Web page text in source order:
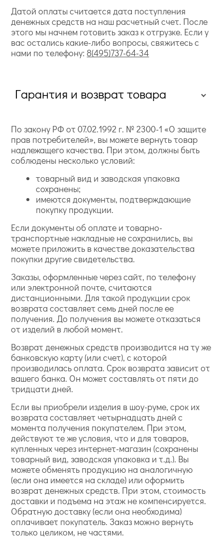
Датой оплаты считается дата поступления
денежных средств на наш расчетный счет. После
этого мы начнем готовить заказ к отгрузке. Если у
вас остались какие-либо вопросы, свяжитесь с
нами по телефону: 8(495)737-64-34
Гарантия и возврат товара
По закону РФ от 07.02.1992 г. № 2300-1 «О защите
прав потребителей», вы можете вернуть товар
надлежащего качества. При этом, должны быть
соблюдены несколько условий:
товарный вид и заводская упаковка
сохранены;
имеются документы, подтверждающие
покупку продукции.
Если документы об оплате и товарно-
транспортные накладные не сохранились, вы
можете приложить в качестве доказательства
покупки другие свидетельства.
Заказы, оформленные через сайт, по телефону
или электронной почте, считаются
дистанционными. Для такой продукции срок
возврата составляет семь дней после ее
получения. До получения вы можете отказаться
от изделий в любой момент.
Возврат денежных средств производится на ту же
банковскую карту (или счет), с которой
производилась оплата. Срок возврата зависит от
вашего банка. Он может составлять от пяти до
тридцати дней.
Если вы приобрели изделия в шоу-руме, срок их
возврата составляет четырнадцать дней с
момента получения покупателем. При этом,
действуют те же условия, что и для товаров,
купленных через интернет-магазин (сохранены
товарный вид, заводская упаковка и т.д.). Вы
можете обменять продукцию на аналогичную
(если она имеется на складе) или оформить
возврат денежных средств. При этом, стоимость
доставки и подъема на этаж не компенсируется.
Обратную доставку (если она необходима)
оплачивает покупатель. Заказ можно вернуть
только целиком, не частями.